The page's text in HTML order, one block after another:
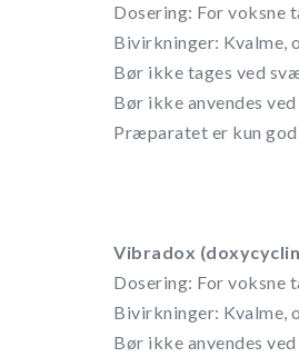
Dosering: For voksne
Bivirkninger: Kvalme,
Bør ikke tages ved
Bør ikke anvendes
Præparatet er kun
Vibradox
Dosering: For voksne
Bivirkninger: Kvalme,
Bør ikke anvendes